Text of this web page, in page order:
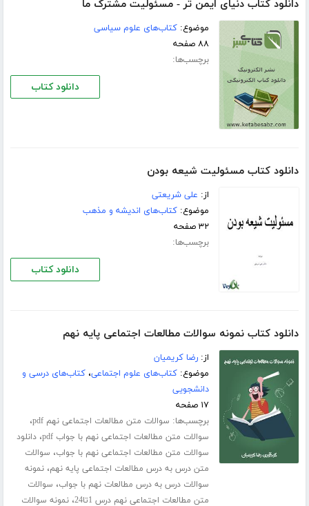
دانلود کتاب دنیای ایمن تر - مسئولیت مشترک ما
موضوع:کتاب‌های علوم سیاسی
۸۸ صفحه
برچسب‌ها:
دانلود کتاب
دانلود کتاب مسئولیت شیعه بودن
از: علی شریعتی
موضوع:کتاب‌های اندیشه و مذهب
۳۲ صفحه
برچسب‌ها:
دانلود کتاب
دانلود کتاب نمونه سوالات مطالعات اجتماعی پایه نهم
از:رضا کریمیان
موضوع:کتاب‌های علوم اجتماعی،کتاب‌های درسی و
دانشجویی
۱۷ صفحه
برچسب‌ها: سوالات متن مطالعات اجتماعی نهم pdf ،
سوالات متن مطالعات اجتماعی نهم با جواب pdf ،دانلود
سوالات متن مطالعات اجتماعی نهم با جواب، سوالات
متن درس به درس مطالعات اجتماعی پایه نهم،نمونه
سوالات درس به درس مطالعات نهم با جواب، سوالات
متن مطالعات اجتماعی نهم درس 1تا24
،نمونه سوالات